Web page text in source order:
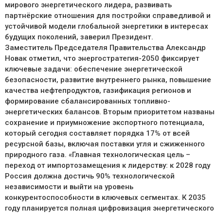
мирового энергетического лидера, развивать
партнёрские отношения для постройки справедливой и
устойчивой модели глобальной энергетики в интересах
будущих поколений, заверил Президент.
Заместитель Председателя Правительства Александр
Новак отметил, что энергостратегия-2050 фиксирует
ключевые задачи: обеспечение энергетической
безопасности, развитие внутреннего рынка, повышение
качества нефтепродуктов, газификация регионов и
формирование сбалансированных топливно-
энергетических балансов. Вторым приоритетом названы
сохранение и приумножение экспортного потенциала,
который сегодня составляет порядка 17% от всей
ресурсной базы, включая поставки угля и сжиженного
природного газа. «Главная технологическая цель –
переход от импортозамещения к лидерству: к 2028 году
Россия должна достичь 90% технологической
независимости и выйти на уровень
конкурентоспособности в ключевых сегментах. К 2035
году планируется полная цифровизация энергетического